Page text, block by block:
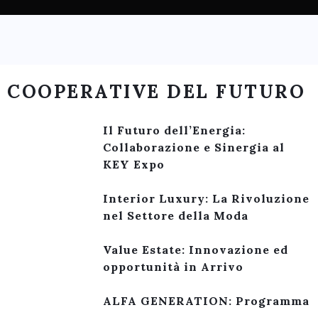
COOPERATIVE DEL FUTURO
Il Futuro dell’Energia:
Collaborazione e Sinergia al
KEY Expo
Interior Luxury: La Rivoluzione
nel Settore della Moda
Value Estate: Innovazione ed
opportunità in Arrivo
ALFA GENERATION: Programma